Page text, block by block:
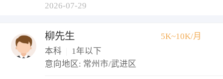
2026-07-29
柳先生
5K~10K/月
本科
1年以下
意向地区: 常州市/武进区